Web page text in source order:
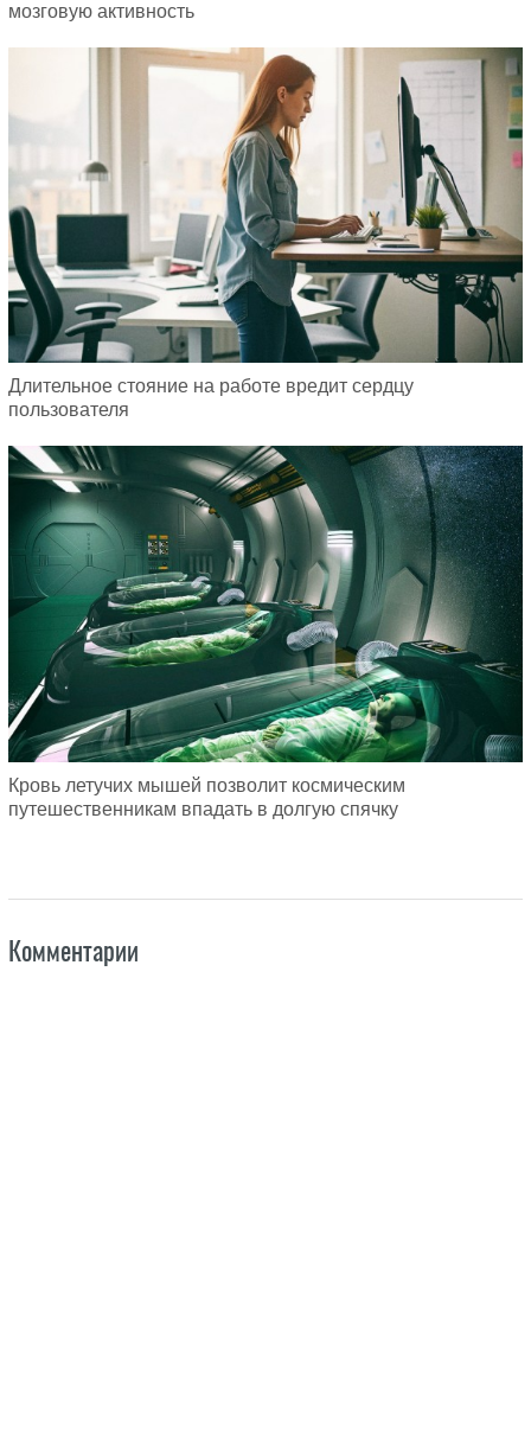
мозговую активность
Длительное стояние на работе вредит сердцу
пользователя
Кровь летучих мышей позволит космическим
путешественникам впадать в долгую спячку
Комментарии